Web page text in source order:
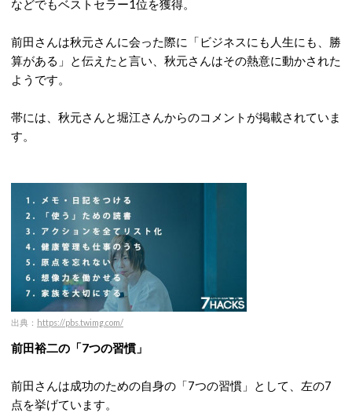
などでもベストセラー1位を獲得。
前田さんは秋元さんに会った際に「ビジネスにも人生にも、勝
算がある」と伝えたと言い、秋元さんはその熱意に動かされた
ようです。
帯には、秋元さんと堀江さんからのコメントが掲載されていま
す。
出典： https://pbs.twimg.com/
前田裕二の「7つの習慣」
前田さんは成功のための自身の「7つの習慣」として、左の7
点を挙げています。